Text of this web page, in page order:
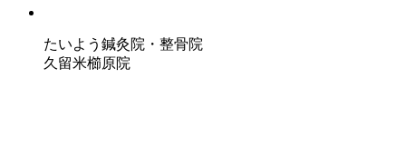
たいよう鍼灸院・整骨院
久留米櫛原院